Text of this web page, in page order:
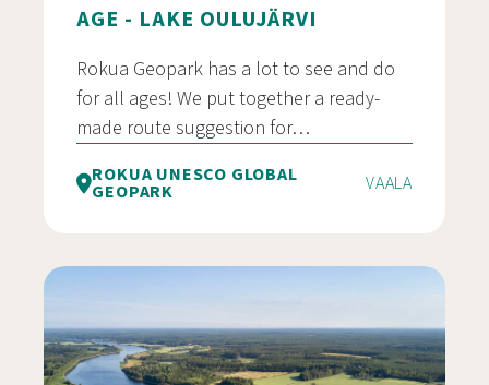
AGE - LAKE OULUJÄRVI
Rokua Geopark has a lot to see and do
for all ages! We put together a ready-
made route suggestion for…
ROKUA UNESCO GLOBAL
GEOPARK VAALA